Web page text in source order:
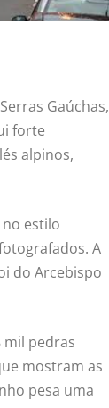
Gaúchas,
forte
alpinos,
estilo
A
do Arcebispo
mil pedras
mostram as
pesa uma